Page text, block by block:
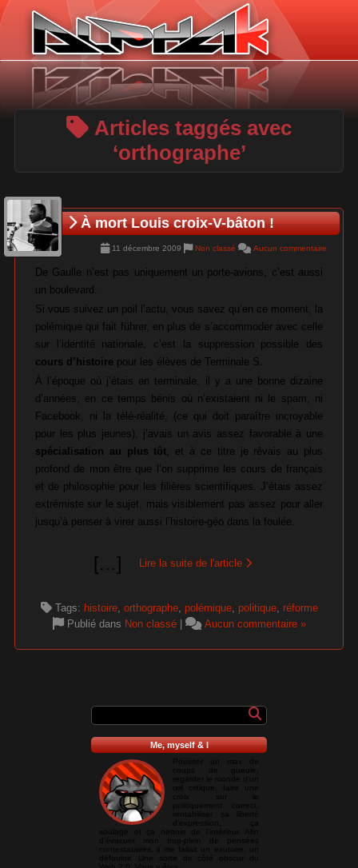
Articles taggés avec
‘orthographe’
À mort Louis croix-V-bâton !
11 décembre 2009 Non classé Aucun commentaire
De Gaulle n’est pas uniquement un porte-avions, c’est aussi
un boulevard.
Si vous suivez un poil l’actu, vous savez qu’en ce moment, la
polémique qui fait führer, en plus de s’accommoder avec celle
sur l’identité nationale, c’est la suppression possible des
cours d’histoire pour les élèves de Terminale S.
À l’époque où j’étais en terminale, il y a une bonne dizaine
d’années, en ce temps bénis où n’existaient ni le spam, ni
Facebook, ni la télé-réalité, (ce qui doit paraître incroyable
pour les plus jeunes), j’avais un avis assez favorable à une
spécialisation au plus tôt, et à ce titre je rêvais au plus
profond de mon être que l’on supprime les cours de français
et de philosophie pour les filières scientifiques. J’étais assez
extrémiste sur le sujet, mais visiblement pas assez pour aller
jusqu’à penser à virer aussi l’histoire-géo dans la foulée.
[…] Lire la suite de l'article
Tags: histoire, orthographe, polémique, politique, réforme
Publié dans Non classé| Aucun commentaire »
Me, myself & I
Pousser un max de
croix sur le
d'expression, ça
contestataires, il me fallait un exutoire, un
Panneau de gestion des cookies